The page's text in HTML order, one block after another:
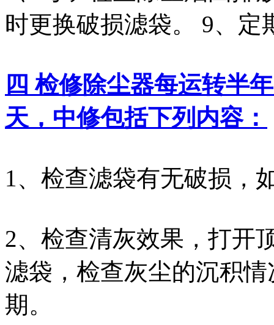
时更换破损滤袋。 9、
四 检修除尘器每运转半
天，中修包括下列内容：
1、检查滤袋有无破损，
2、检查清灰效果，打开
滤袋，检查灰尘的沉积
期。